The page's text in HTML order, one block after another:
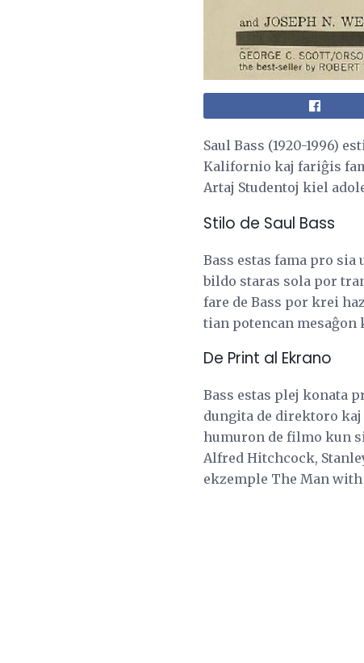
Saul Bass (1920-1996)
Kalifornio kaj fariĝis
Artaj Studentoj kiel
Stilo de Saul Bass
Bass estas fama pro
bildo staras sola por
fare de Bass por krei
tian potencan mesaĝon
De Print al Ekrano
Bass estas plej konata
dungita de direktoro
humuron de filmo kun
Alfred Hitchcock,
ekzemple The Man with